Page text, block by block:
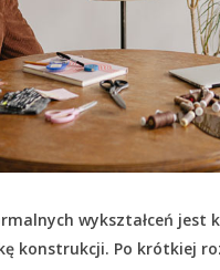
wykształceń
konstrukcji. Po krótkiej